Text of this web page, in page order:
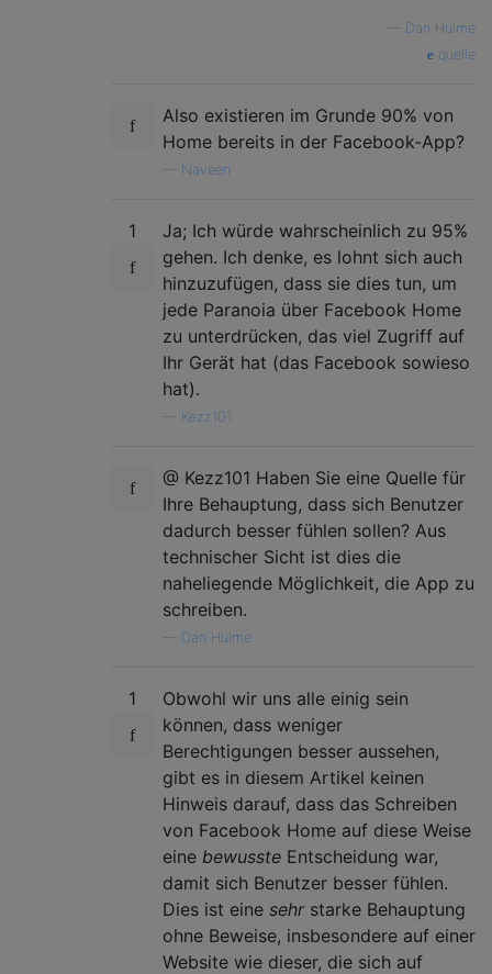
Dan Hulme
quelle
Also existieren im Grunde 90% von
Home bereits in der Facebook-App?
Naveen
1
Ja; Ich würde wahrscheinlich zu 95%
gehen. Ich denke, es lohnt sich auch
hinzuzufügen, dass sie dies tun, um
jede Paranoia über Facebook Home
zu unterdrücken, das viel Zugriff auf
Ihr Gerät hat (das Facebook sowieso
hat).
Kezz101
@ Kezz101 Haben Sie eine Quelle für
Ihre Behauptung, dass sich Benutzer
dadurch besser fühlen sollen? Aus
technischer Sicht ist dies die
naheliegende Möglichkeit, die App zu
schreiben.
Dan Hulme
1
Obwohl wir uns alle einig sein
können, dass weniger
Berechtigungen besser aussehen,
gibt es in diesem Artikel keinen
Hinweis darauf, dass das Schreiben
von Facebook Home auf diese Weise
eine bewusste Entscheidung war,
damit sich Benutzer besser fühlen.
Dies ist eine sehr starke Behauptung
ohne Beweise, insbesondere auf einer
Website wie dieser, die sich auf